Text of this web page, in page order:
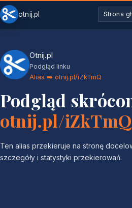
otnij.pl Strona
Otnij.pl
Podgląd linku
Alias ➡️ otnij.pl/iZkTmQ
Podgląd
otnij.pl/iZkTmQ
Ten alias przekieruje na stronę
szczegóły i statystyki przekierowań.